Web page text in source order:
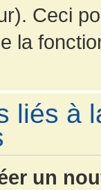
Ceci
la
liés à
un